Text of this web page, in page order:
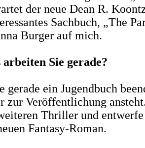
der neue Dean R.
Sachbuch, „The
Burger auf mich.
arbeiten Sie gerade?
gerade ein Jugendbuch
zur Veröffentlichung
Thriller und entwerfe
Fantasy-Roman.